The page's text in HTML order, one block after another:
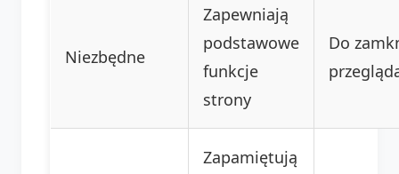
Niezbędne
Zapewniają
podstawowe
funkcje
strony
Do
Zapamiętują